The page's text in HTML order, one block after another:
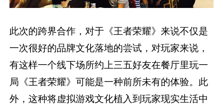
此次的跨界合作，对于《王者荣耀》来说不仅是
一次很好的品牌文化落地的尝试，对玩家来说，
有这样一个线下场所约上三五好友在餐厅里玩一
局《王者荣耀》可能是一种前所未有的体验。此
外，这种将虚拟游戏文化植入到玩家现实生活中